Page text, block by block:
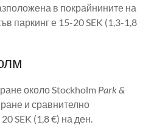
в покрайнините на
паркинг е 15-20 SEK (1,3-1,8
около Stockholm Park & ​​
и сравнително
SEK (1,8 €) на ден.